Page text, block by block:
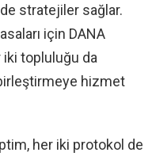
stratejiler sağlar.
için DANA
topluluğu da
hizmet
her iki protokol de